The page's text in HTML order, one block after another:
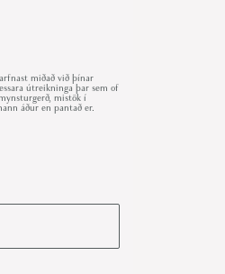
miðað við þínar
útreikninga þar sem of
mistök í
áður en pantað er.